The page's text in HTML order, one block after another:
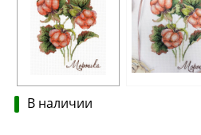
В наличии